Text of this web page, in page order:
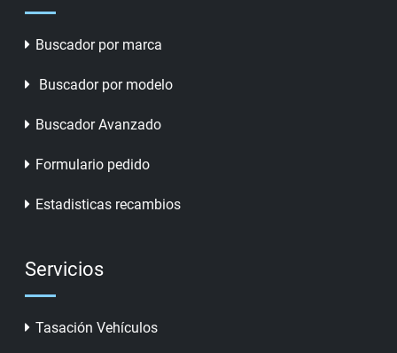
Buscador por marca
Buscador por modelo
Buscador Avanzado
Formulario pedido
Estadisticas recambios
Servicios
Tasación Vehículos